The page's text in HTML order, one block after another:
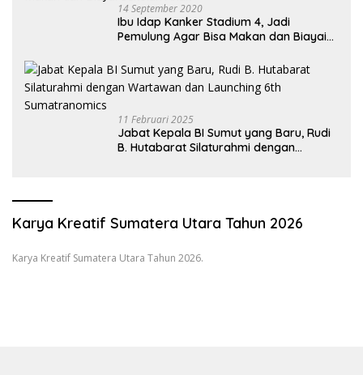
14 September 2020
Ibu Idap Kanker Stadium 4, Jadi
Pemulung Agar Bisa Makan dan Biayai
11 Februari 2025
Jabat Kepala BI Sumut yang Baru, Rudi
B. Hutabarat Silaturahmi dengan
Karya Kreatif Sumatera Utara Tahun 2026
Karya Kreatif Sumatera Utara Tahun 2026.